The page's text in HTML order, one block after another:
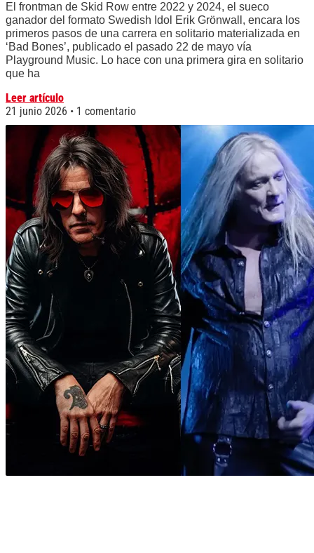
El frontman de Skid Row entre 2022 y 2024, el sueco
ganador del formato Swedish Idol Erik Grönwall, encara los
primeros pasos de una carrera en solitario materializada en
‘Bad Bones’, publicado el pasado 22 de mayo vía
Playground Music. Lo hace con una primera gira en solitario
que ha
Leer artículo
21 junio 2026
1 comentario